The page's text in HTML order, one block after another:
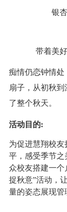
银
带着美
痴情仍恋钟情处
扇子，从初秋
了整个秋天。
活动目的:
为促进慧翔校
平，感受季节之
众校友搭建一个
捉秋意”活动，
量的姿态展现管